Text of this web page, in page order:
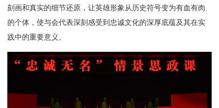
刻画和真实的细节还原，让英雄形象从历史符号变为有血有肉
的个体，使与会代表深刻感受到忠诚文化的深厚底蕴及其在实
践中的重要意义。